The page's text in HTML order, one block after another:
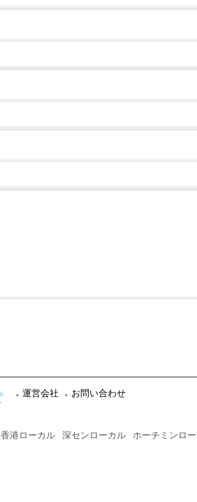
運営会社 お問い合わせ
香港ローカル 深センローカル ホーチミンロ